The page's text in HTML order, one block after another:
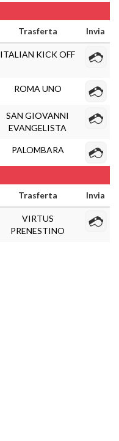
Trasferta Invia
ITALIAN KICK OFF
ROMA UNO
SAN GIOVANNI
EVANGELISTA
PALOMBARA
Trasferta Invia
VIRTUS
PRENESTINO